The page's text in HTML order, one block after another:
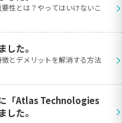
要性とは？やってはいけないこ
>
した。
徴とデメリットを解消する方法
>
「Atlas Technologies
した。
>